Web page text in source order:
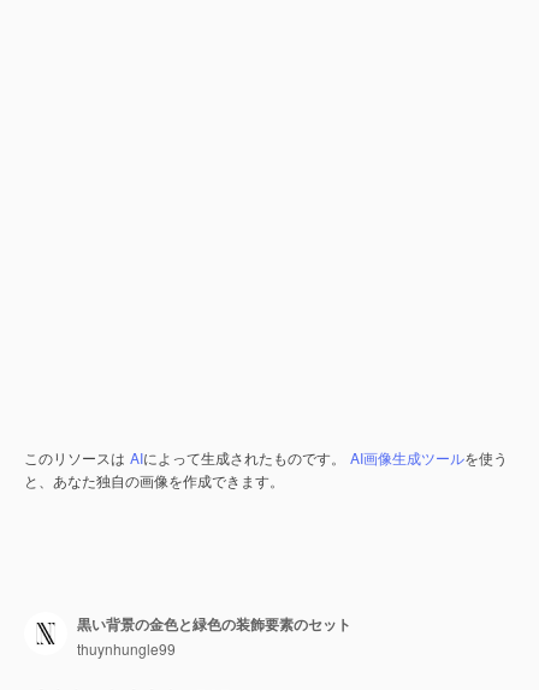
このリソースは AIによって生成されたものです。 AI画像生成ツールを使う
と、あなた独自の画像を作成できます。
黒い背景の金色と緑色の装飾要素のセット
thuynhungle99